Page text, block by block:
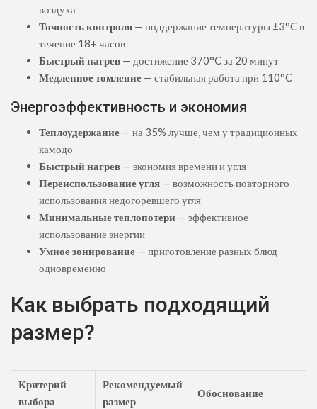
воздуха
Точность контроля — поддержание температуры ±3°C в
течение 18+ часов
Быстрый нагрев — достижение 370°C за 20 минут
Медленное томление — стабильная работа при 110°C
Энергоэффективность и экономия
Теплоудержание — на 35% лучше, чем у традиционных
камодо
Быстрый нагрев — экономия времени и угля
Переиспользование угля — возможность повторного
использования недогоревшего угля
Минимальные теплопотери — эффективное
использование энергии
Умное зонирование — приготовление разных блюд
одновременно
Как выбрать подходящий
размер?
Критерий
выбора
Рекомендуемый
размер
Обоснование